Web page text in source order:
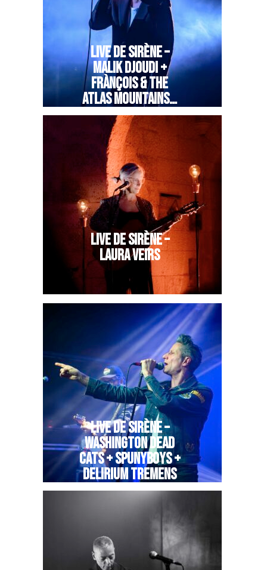
LIVE DE SIRÈNE –
MALIK DJOUDI +
FRÀNÇOIS & THE
ATLAS MOUNTAINS…
LIVE DE SIRÈNE –
LAURA VEIRS
LIVE DE SIRÈNE –
WASHINGTON DEAD
CATS + SPUNYBOYS +
DELIRIUM TREMENS